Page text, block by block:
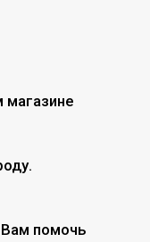
помочь